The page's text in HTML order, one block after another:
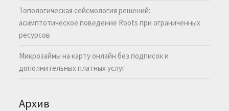
Топологическая сейсмология решений:
асимптотическое поведение Roots при ограниченных
ресурсов
Микрозаймы на карту онлайн без подписок и
дополнительных платных услуг
Архив